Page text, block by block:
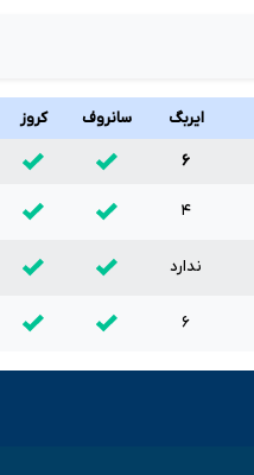
ایربگ سانروف کروز
۶
۴
ندارد
۶